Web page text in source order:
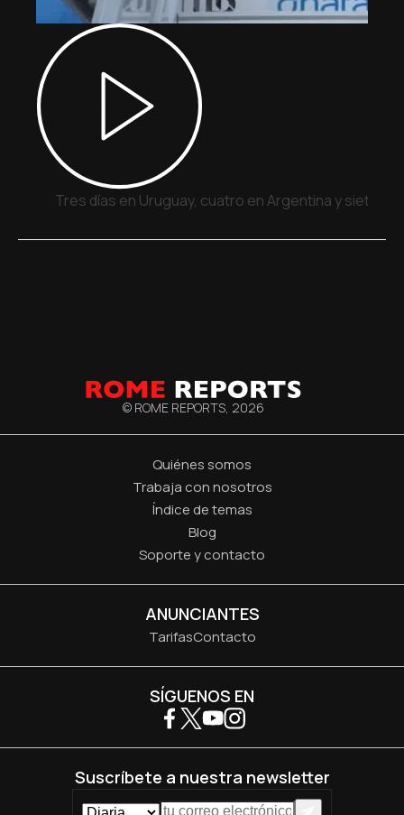
Tres días en Uruguay, cuatro en Argentina y siete
© ROME REPORTS, 2026
Quiénes somos
Trabaja con nosotros
Índice de temas
Blog
Soporte y contacto
ANUNCIANTES
TarifasContacto
SÍGUENOS EN
Suscríbete a nuestra newsletter